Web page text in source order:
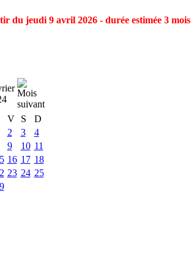
du jeudi 9 avril 2026 - durée estimée 3 mois
V S
D
2 3
4
9 10 11
16 17 18
23 24 25